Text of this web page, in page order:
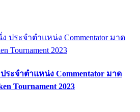
ระจำตำแหน่ง Commentator มาด
Tournament 2023